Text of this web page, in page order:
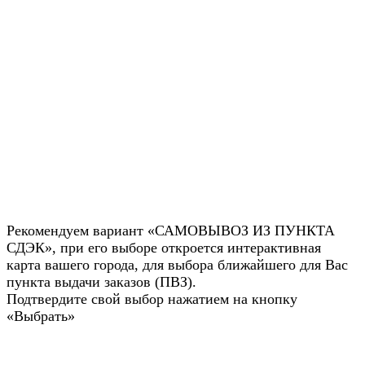
Рекомендуем вариант «САМОВЫВОЗ ИЗ ПУНКТА
СДЭК», при его выборе откроется интерактивная
карта вашего города, для выбора ближайшего для Вас
пункта выдачи заказов (ПВЗ).
Подтвердите свой выбор нажатием на кнопку
«Выбрать»